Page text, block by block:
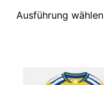
Ausführung wählen